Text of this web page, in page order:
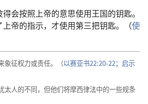
会按照上帝的意思使用王国的钥匙。
帝的指示，才使用第三把钥匙。（使
征权力或责任。（以赛亚书22:20-22； 启示
太人的不同，但他们将摩西律法中的一些规条